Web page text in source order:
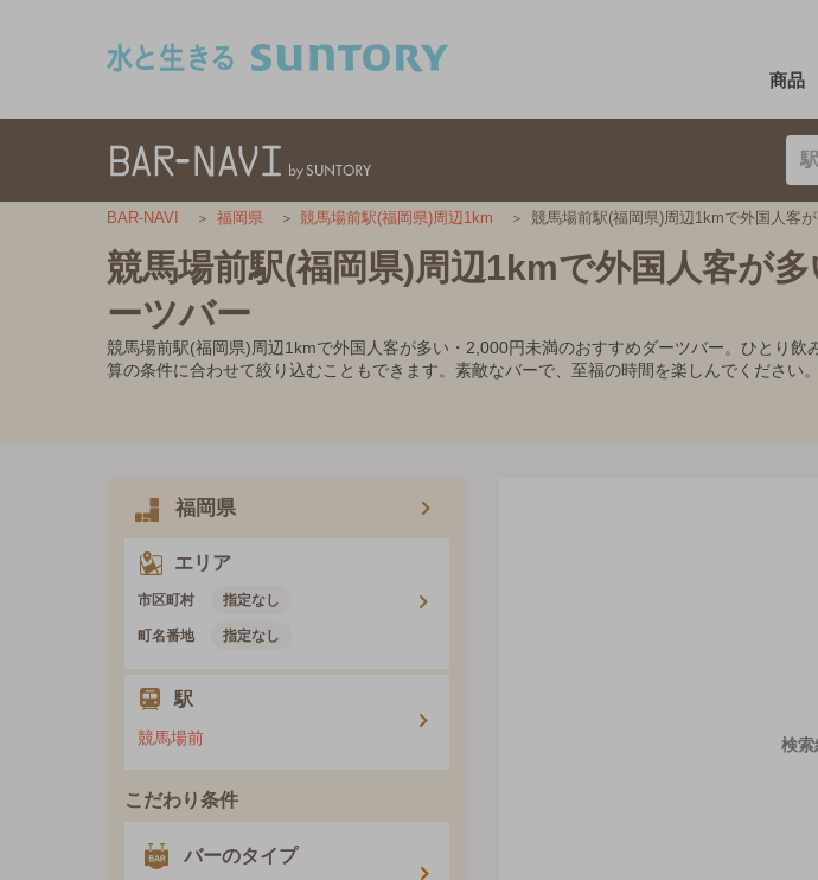
商品
BAR-NAVI 福岡県 競馬場前駅(福岡県)周辺1km 競馬場前駅(福岡県)周辺1kmで外国人客
競馬場前駅(福岡県)周辺1kmで外国人客が
ーツバー
競馬場前駅(福岡県)周辺1kmで外国人客が多い・2,000円未満のおすすめダーツバー。ひとり
算の条件に合わせて絞り込むこともできます。素敵なバーで、至福の時間を楽しんでください。
福岡県
エリア
市区町村 指定なし
町名番地 指定なし
駅
競馬場前
こだわり条件
バーのタイプ
検索